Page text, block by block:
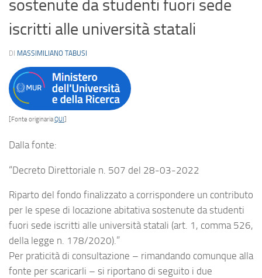
sostenute da studenti fuori sede
iscritti alle università statali
DI MASSIMILIANO TABUSI
[Fonte originariaQUI
Dalla fonte:
“Decreto Direttoriale n. 507 del 28-03-2022
Riparto del fondo finalizzato a corrispondere un contributo
per le spese di locazione abitativa sostenute da studenti
fuori sede iscritti alle università statali (art. 1, comma 526,
della legge n. 178/2020).”
Per praticità di consultazione – rimandando comunque alla
fonte per scaricarli – si riportano di seguito i due